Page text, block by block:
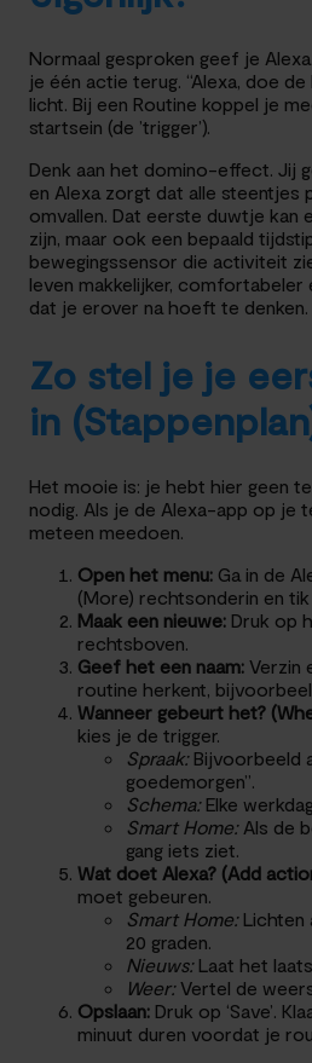
Normaal gesproken geef je
je één actie terug. “Alexa, doe
licht. Bij een Routine koppel je
startsein (de ’trigger’).
Denk aan het domino-effect. Jij
en Alexa zorgt dat alle steentjes
omvallen. Dat eerste duwtje kan
zijn, maar ook een bepaald
bewegingssensor die activiteit
leven makkelijker, comfortabeler
dat je erover na hoeft te denken.
Zo stel je je
in
Het mooie is: je hebt hier geen
nodig. Als je de Alexa-app op je
meteen meedoen.
Open het menu: Ga in de
(More) rechtsonderin en tik
Maak een nieuwe: Druk op
rechtsboven.
Geef het een naam: Verzin
routine herkent,
Wanneer gebeurt het?
kies je de trigger.
Spraak:Bijvoorbeeld
goedemorgen”.
Schema:Elke
Smart Home:Als de
gang iets ziet.
Wat doet Alexa? (Add
moet gebeuren.
Smart Home:Lichten
20 graden.
Nieuws:Laat het
Weer:Vertel de
Opslaan: Druk op ‘Save’.
minuut duren voordat je